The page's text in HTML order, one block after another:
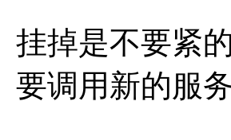
挂掉是不要紧
要调用新的服